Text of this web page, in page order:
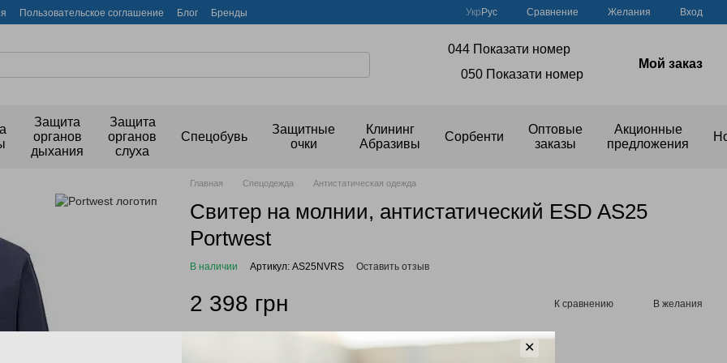
Пользовательское соглашение Блог Бренды Укр Рус Сравнение Желания Вход
044 Показати номер
050 Показати номер
Мой заказ
Защита
органов
дыхания
Защита
органов
слуха
Спецобувь
Защитные
очки
Клининг
Абразивы
Сорбенти
Оптовые
заказы
Акционные
предложения
Главная Спецодежда Антистатическая одежда
Свитер на молнии, антистатический ESD AS25
Portwest
В наличии Артикул: AS25NVRS Оставить отзыв
2 398 грн К сравнению В желания
для отображения накопительной скидки ✕